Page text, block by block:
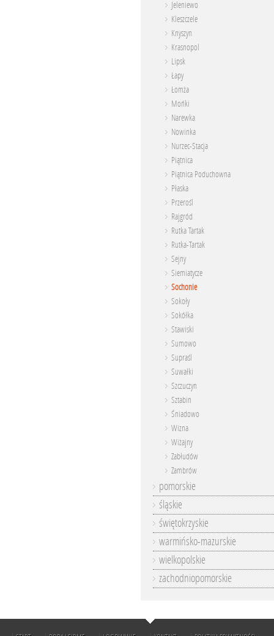
Jeleniewo
Kleszczele
Knyszyn
Krasnopol
Lipsk
Łapy
Łomża
Mońki
Narewka
Nowinka
Nurzec-Stacja
Piątnica
Piątnica Poduchowna
Płaska
Przerośl
Rajgród
Rutka Tartak
Rutka-Tartak
Sejny
Siemiatycze
Sochonie
Sokoły
Sokółka
Stawiski
Sumowo
Supraśl
Suwałki
Szczuczyn
Sztabin
Śniadowo
Wizna
Wiżajny
Zabłudów
Zambrów
pomorskie
śląskie
świętokrzyskie
warmińsko-mazurskie
wielkopolskie
zachodniopomorskie